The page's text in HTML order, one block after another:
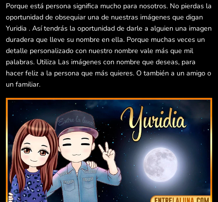
Porque está persona significa mucho para nosotros. No pierdas la
oportunidad de obsequiar una de nuestras imágenes que digan
Yuridia . Así tendrás la oportunidad de darle a alguien una imagen
duradera que lleve su nombre en ella. Porque muchas veces un
detalle personalizado con nuestro nombre vale más que mil
palabras. Utiliza Las imágenes con nombre que deseas, para
hacer feliz a la persona que más quieres. O también a un amigo o
un familiar.